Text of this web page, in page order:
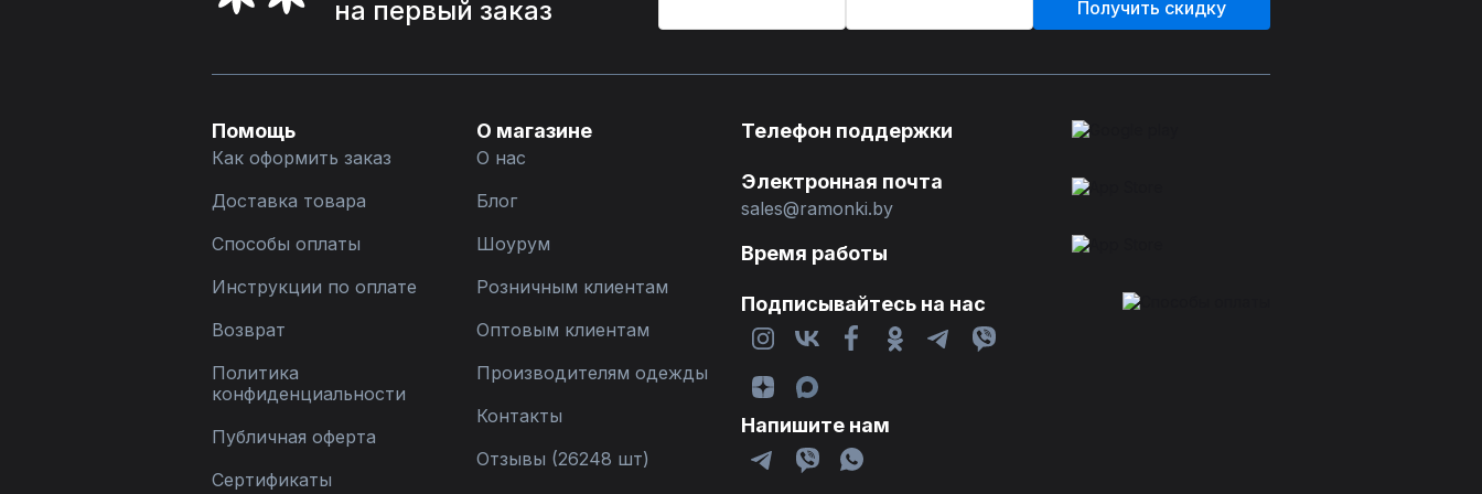
на первый заказ
Получить скидку
Помощь
Как оформить заказ
Доставка товара
Способы оплаты
Инструкции по оплате
Возврат
Политика
конфиденциальности
Публичная оферта
Сертификаты
О магазине
О нас
Блог
Шоурум
Розничным клиентам
Оптовым клиентам
Производителям одежды
Контакты
Отзывы (26248 шт)
Телефон поддержки
Электронная почта
sales@ramonki.by
Время работы
Подписывайтесь на нас
Напишите нам